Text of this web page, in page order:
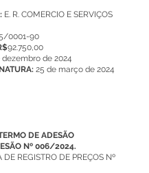
E. R. COMERCIO E SERVIÇOS
0001-90
92.750,00
dezembro de 2024
25 de março de 2024
DE ADESÃO
Nº 006/2024.
DE REGISTRO DE PREÇOS Nº